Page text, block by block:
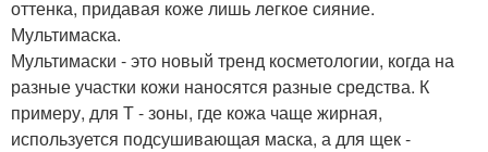
оттенка, придавая коже лишь легкое сияние.
Мультимаска.
Мультимаски - это новый тренд косметологии, когда на
разные участки кожи наносятся разные средства. К
примеру, для Т - зоны, где кожа чаще жирная,
используется подсушивающая маска, а для щек -